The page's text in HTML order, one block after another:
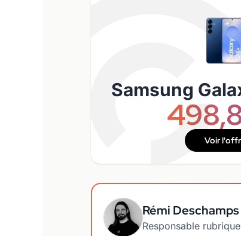
Samsung
Voir
Rémi Deschamps
Responsable